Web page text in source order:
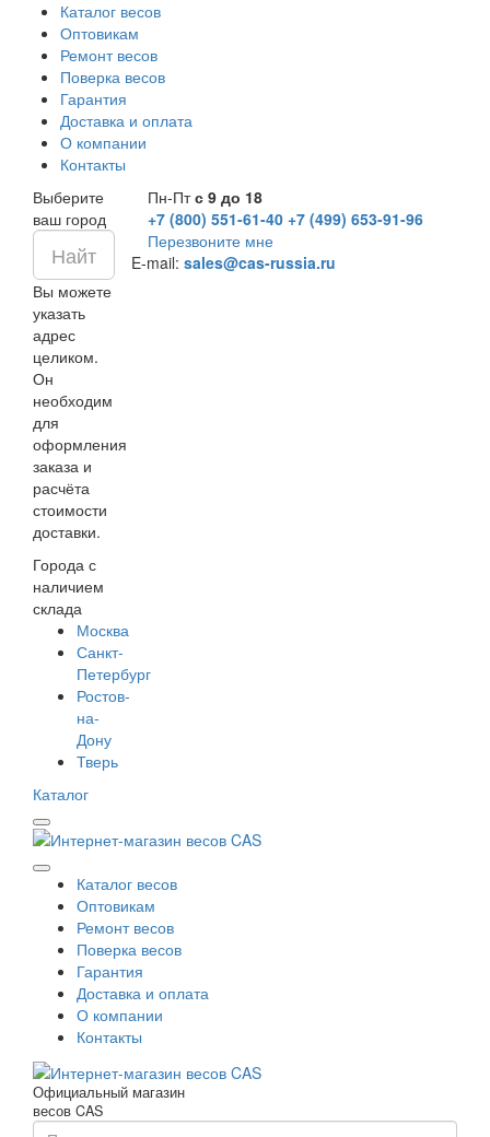
Каталог весов
Оптовикам
Ремонт весов
Поверка весов
Гарантия
Доставка и оплата
О компании
Контакты
Выберите
ваш город
Вы можете
указать
адрес
целиком.
Он
необходим
для
оформления
заказа и
расчёта
стоимости
доставки.
Города с
наличием
склада
Москва
Санкт-
Петербург
Ростов-
на-
Дону
Тверь
Пн-Птс 9 до 18
+7 (800) 551-61-40 +7 (499) 653-91-96
Перезвоните мне
E-mail: sales@cas-russia.ru
Каталог
Каталог весов
Оптовикам
Ремонт весов
Поверка весов
Гарантия
Доставка и оплата
О компании
Контакты
Официальный магазин
весов CAS